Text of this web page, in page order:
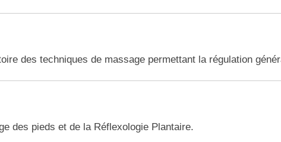
des techniques de massage permettant la régulation
des pieds et de la Réflexologie Plantaire.